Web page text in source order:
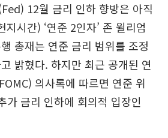
12월 금리 인하 향방은 아직
시간) ‘연준 2인자’ 존 윌리엄
총재는 연준 금리 범위를 조정
밝혔다. 하지만 최근 공개된 연
의사록에 따르면 연준 위
가 금리 인하에 회의적 입장인